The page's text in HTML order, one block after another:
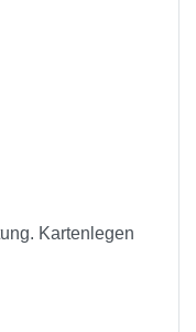
Kartenlegen